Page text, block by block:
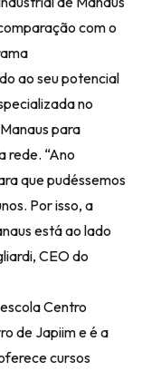
com o
ao seu potencial
no
para
rede. “Ano
que pudéssemos
Por isso, a
está ao lado
CEO do
Centro
de Japiim e é a
cursos